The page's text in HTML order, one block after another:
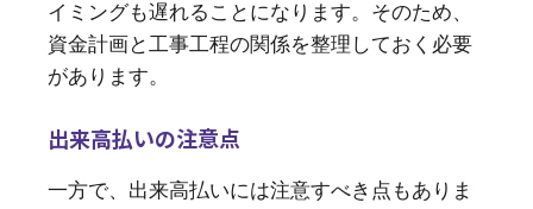
イミングも遅れることになります。そのため、
資金計画と工事工程の関係を整理しておく必要
があります。
出来高払いの注意点
一方で、出来高払いには注意すべき点もありま